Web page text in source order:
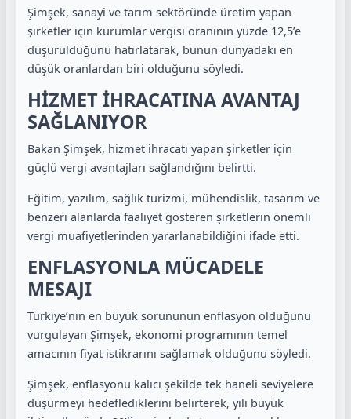
Şimşek, sanayi ve tarım sektöründe üretim yapan
şirketler için kurumlar vergisi oranının yüzde 12,5’e
düşürüldüğünü hatırlatarak, bunun dünyadaki en
düşük oranlardan biri olduğunu söyledi.
HİZMET İHRACATINA AVANTAJ
SAĞLANIYOR
Bakan Şimşek, hizmet ihracatı yapan şirketler için
güçlü vergi avantajları sağlandığını belirtti.
Eğitim, yazılım, sağlık turizmi, mühendislik, tasarım ve
benzeri alanlarda faaliyet gösteren şirketlerin önemli
vergi muafiyetlerinden yararlanabildiğini ifade etti.
ENFLASYONLA MÜCADELE
MESAJI
Türkiye’nin en büyük sorununun enflasyon olduğunu
vurgulayan Şimşek, ekonomi programının temel
amacının fiyat istikrarını sağlamak olduğunu söyledi.
Şimşek, enflasyonu kalıcı şekilde tek haneli seviyelere
düşürmeyi hedeflediklerini belirterek, yılı büyük